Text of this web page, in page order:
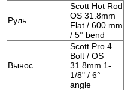
Руль
Scott Hot Rod
OS 31.8mm
Flat / 600 mm
/ 5° bend
Вынос
Scott Pro 4
Bolt / OS
31.8mm 1-
1/8" / 6°
angle